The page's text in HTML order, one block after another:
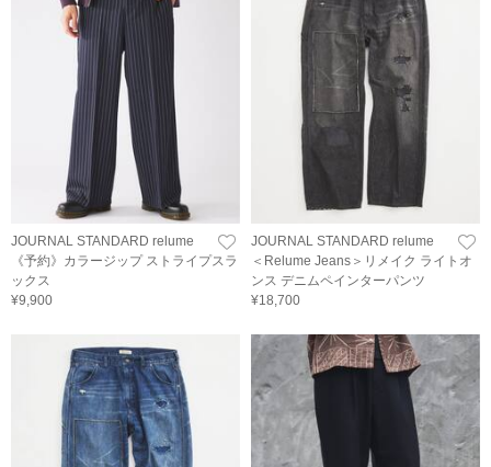
JOURNAL STANDARD relume
《予約》カラージップ ストライプスラ
ックス
¥9,900
JOURNAL STANDARD relume
＜Relume Jeans＞リメイク ライトオ
ンス デニムペインターパンツ
¥18,700